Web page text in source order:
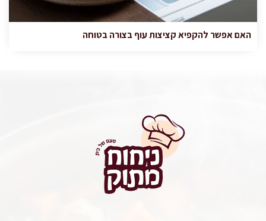
האם אפשר להקפיא קציצות עוף בצורה בטוחה